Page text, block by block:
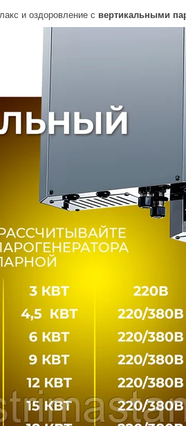
и оздоровление с вертикальными